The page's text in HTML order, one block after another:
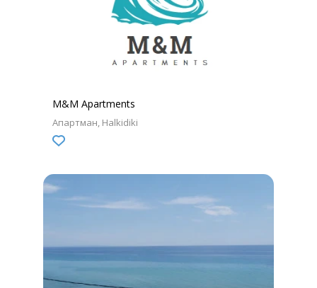
M&M Apartments
Апартман Halkidiki